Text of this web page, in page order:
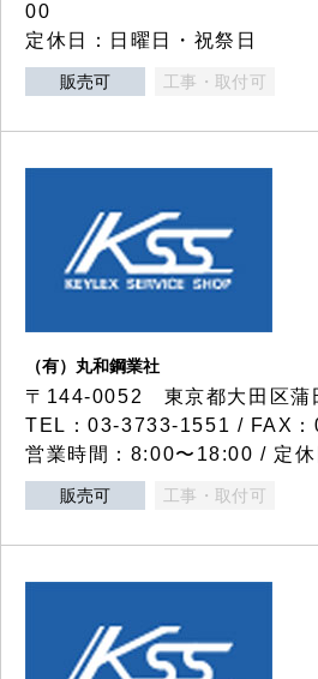
00
定休日：日曜日・祝祭日
販売可 工事・取付可
（有）丸和鋼業社
〒144-0052 東京都大田区蒲
TEL：03-3733-1551 / FAX
営業時間：8:00〜18:00 / 定休
販売可 工事・取付可